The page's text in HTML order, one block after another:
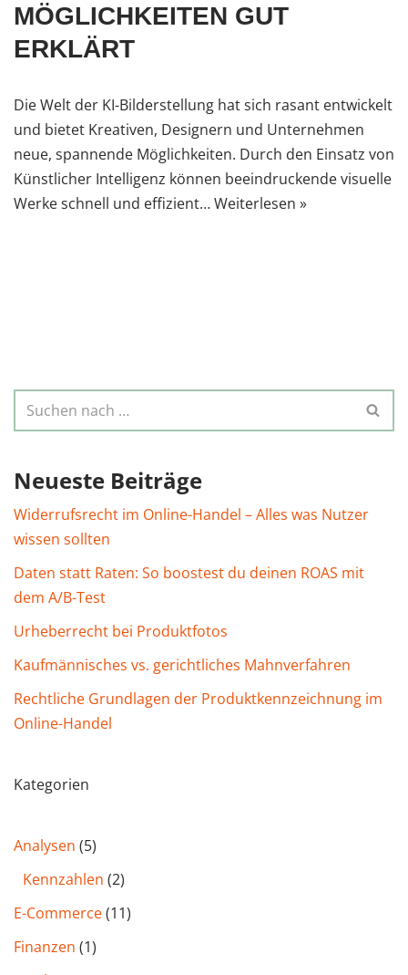
MÖGLICHKEITEN GUT
ERKLÄRT
Die Welt der KI-Bilderstellung hat sich rasant entwickelt
und bietet Kreativen, Designern und Unternehmen
neue, spannende Möglichkeiten. Durch den Einsatz von
Künstlicher Intelligenz können beeindruckende visuelle
Werke schnell und effizient…Weiterlesen »
Neueste Beiträge
Widerrufsrecht im Online-Handel – Alles was Nutzer
wissen sollten
Daten statt Raten: So boostest du deinen ROAS mit
dem A/B-Test
Urheberrecht bei Produktfotos
Kaufmännisches vs. gerichtliches Mahnverfahren
Rechtliche Grundlagen der Produktkennzeichnung im
Online-Handel
Kategorien
Analysen (5)
Kennzahlen (2)
E-Commerce(11)
Finanzen (1)